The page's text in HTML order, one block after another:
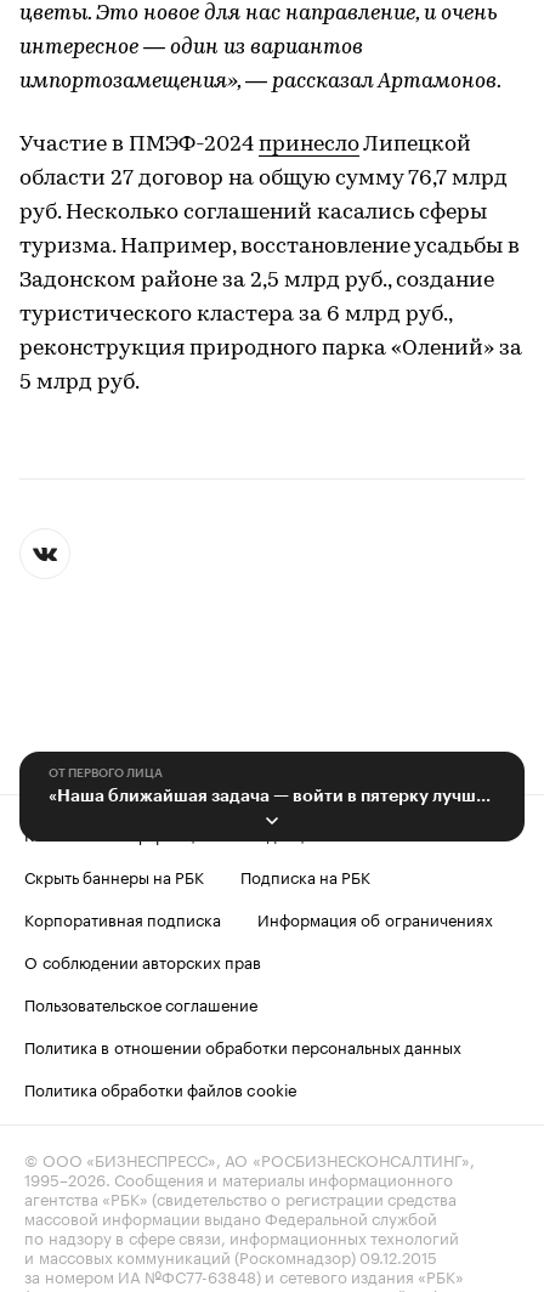
цветы. Это новое для нас направление, и очень
интересное ― один из вариантов
импортозамещения», — рассказал Артамонов.
Участие в ПМЭФ-2024 принеслоЛипецкой
области 27 договор на общую сумму 76,7 млрд
руб. Несколько соглашений касались сферы
туризма. Например, восстановление усадьбы в
Задонском районе за 2,5 млрд руб., создание
туристического кластера за 6 млрд руб.,
реконструкция природного парка «Олений» за
5 млрд руб.
ОТ ПЕРВОГО ЛИЦА
Контактная информация
Редакция
Скрыть баннеры на РБК
Подписка на РБК
Корпоративная подписка
Информация об ограничениях
О соблюдении авторских прав
Пользовательское соглашение
Политика в отношении обработки персональных данных
Политика обработки файлов cookie
© ООО «БИЗНЕСПРЕСС», АО «РОСБИЗНЕСКОНСАЛТИНГ»,
1995–2026 . Сообщения и материалы информационного
агентства «РБК» (свидетельство о регистрации средства
массовой информации выдано Федеральной службой
по надзору в сфере связи, информационных технологий
и массовых коммуникаций (Роскомнадзор) 09.12.2015
за номером ИА №ФС77-63848) и сетевого издания «РБК»